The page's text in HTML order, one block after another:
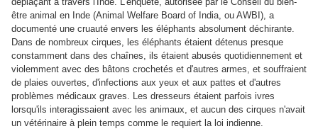
être animal en Inde (Animal Welfare Board of India, ou AWBI), a
documenté une cruauté envers les éléphants absolument déchirante.
Dans de nombreux cirques, les éléphants étaient détenus presque
constamment dans des chaînes, ils étaient abusés quotidiennement et
violemment avec des bâtons crochetés et d'autres armes, et souffraient
de plaies ouvertes, d'infections aux yeux et aux pattes et d'autres
problèmes médicaux graves. Les dresseurs étaient parfois ivres
lorsqu'ils interagissaient avec les animaux, et aucun des cirques n'avait
un vétérinaire à plein temps comme le requiert la loi indienne.